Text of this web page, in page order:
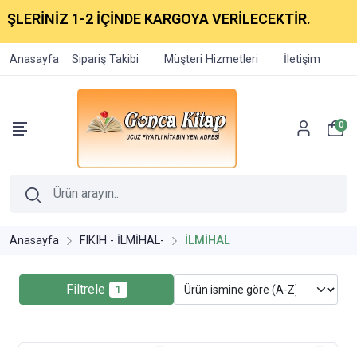
1-2 İÇİNDE KARGOYA VERİLECEKTİR.
Anasayfa Sipariş Takibi Müşteri Hizmetleri İletişim
0
Anasayfa FIKIH - İLMİHAL- İLMİHAL
Filtrele 1